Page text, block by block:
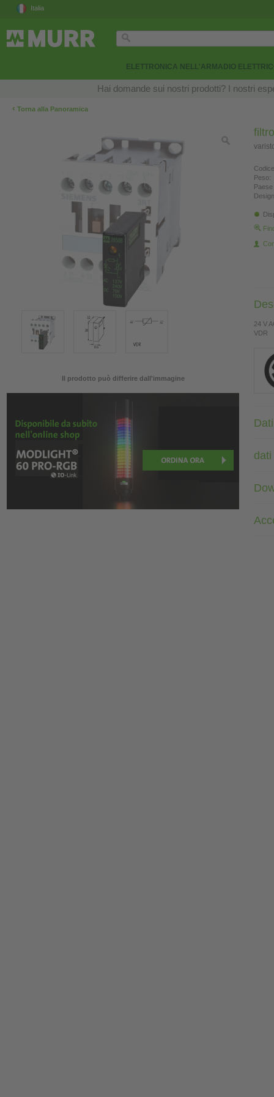
Italia
ELETTRONICA NELL'ARMADIO
Hai domande sui nostri prodotti? I nostri
‹ Torna alla Panoramica
Il prodotto può differire dall'immagine
Peso:
24 V
VDR